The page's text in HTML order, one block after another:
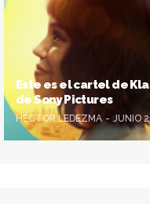
Este es el cartel de
de Sony Pictures
HÉCTOR LEDEZMA JUNIO